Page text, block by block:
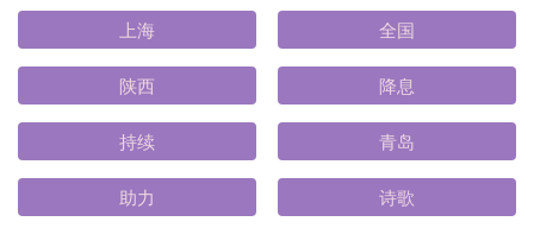
上海 全国
陕西 降息
持续 青岛
助力 诗歌